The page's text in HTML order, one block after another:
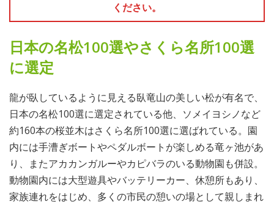
ください。
日本の名松100選やさくら名所100選
に選定
龍が臥しているように見える臥竜山の美しい松が有名で、
日本の名松100選に選定されている他、ソメイヨシノなど
約160本の桜並木はさくら名所100選に選ばれている。園
内には手漕ぎボートやペダルボートが楽しめる竜ヶ池があ
り、またアカカンガルーやカピバラのいる動物園も併設。
動物園内には大型遊具やバッテリーカー、休憩所もあり、
家族連れをはじめ、多くの市民の憩いの場として親しまれ